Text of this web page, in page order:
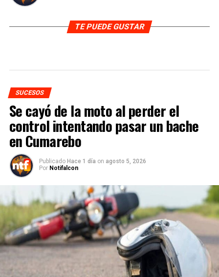
TE PUEDE GUSTAR
SUCESOS
Se cayó de la moto al perder el
control intentando pasar un bache
en Cumarebo
Publicado Hace 1 día on agosto 5, 2026
Por Notifalcon